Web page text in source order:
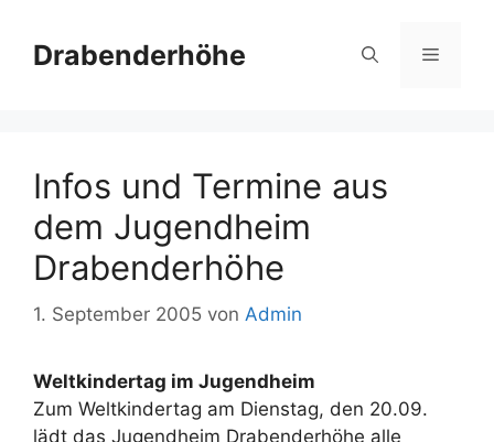
Inhalt
springen
Drabenderhöhe Menü
Infos und Termine aus
dem Jugendheim
Drabenderhöhe
1. September 2005 von Admin
Weltkindertag im Jugendheim
Zum Weltkindertag am Dienstag, den 20.09.
lädt das Jugendheim Drabenderhöhe alle